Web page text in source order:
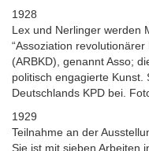
1928
Lex und Nerlinger werden
“Assoziation
(ARBKD), genannt Asso;
politisch engagierte Kunst.
Deutschlands KPD bei.
1929
Teilnahme an der
Sie ist mit sieben Arbeiten